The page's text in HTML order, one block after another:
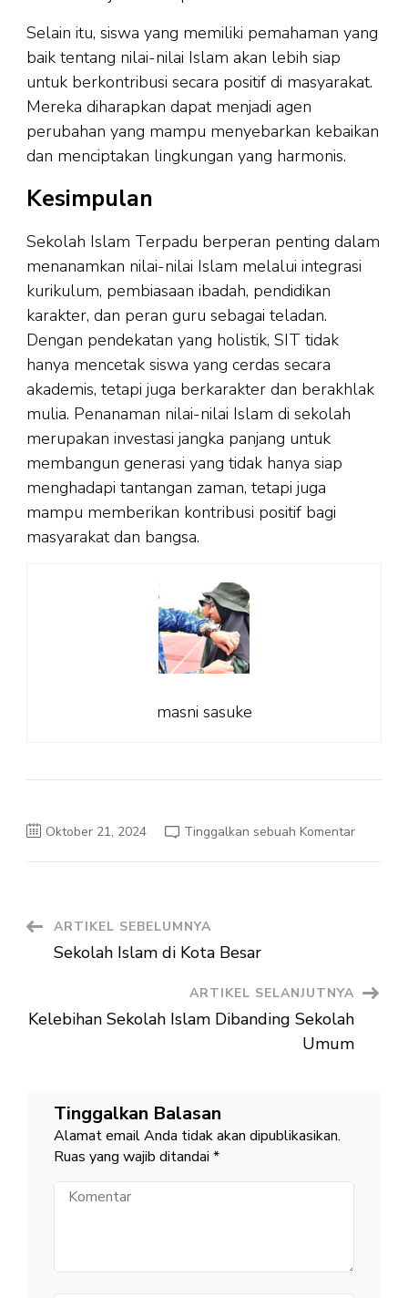
Selain itu, siswa yang memiliki pemahaman yang
baik tentang nilai-nilai Islam akan lebih siap
untuk berkontribusi secara positif di masyarakat.
Mereka diharapkan dapat menjadi agen
perubahan yang mampu menyebarkan kebaikan
dan menciptakan lingkungan yang harmonis.
Kesimpulan
Sekolah Islam Terpadu berperan penting dalam
menanamkan nilai-nilai Islam melalui integrasi
kurikulum, pembiasaan ibadah, pendidikan
karakter, dan peran guru sebagai teladan.
Dengan pendekatan yang holistik, SIT tidak
hanya mencetak siswa yang cerdas secara
akademis, tetapi juga berkarakter dan berakhlak
mulia. Penanaman nilai-nilai Islam di sekolah
merupakan investasi jangka panjang untuk
membangun generasi yang tidak hanya siap
menghadapi tantangan zaman, tetapi juga
mampu memberikan kontribusi positif bagi
masyarakat dan bangsa.
masni sasuke
Oktober 21, 2024 Tinggalkan sebuah Komentarpada
Navigasi
Artikel
ARTIKEL SEBELUMNYA
Sekolah Islam di Kota Besar
ARTIKEL SELANJUTNYA
Kelebihan Sekolah Islam Dibanding Sekolah
Umum
Tinggalkan Balasan
Alamat email Anda tidak akan dipublikasikan.
Ruas yang wajib ditandai *
Komentar